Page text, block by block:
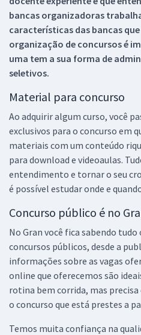
bancas organizadoras
características das bancas
organização de concursos é
uma tem a sua forma de
seletivos.
Material para concurso
Ao adquirir algum curso, você
exclusivos para o concurso em
materiais com um conteúdo
para download e videoaulas.
entendimento e tornar o seu
é possível estudar onde e
Concurso público é no
No Gran você fica sabendo tudo
concursos públicos, desde a
informações sobre as vagas
online que oferecemos são
rotina bem corrida, mas
o concurso que está prestes a
Temos muita confiança na